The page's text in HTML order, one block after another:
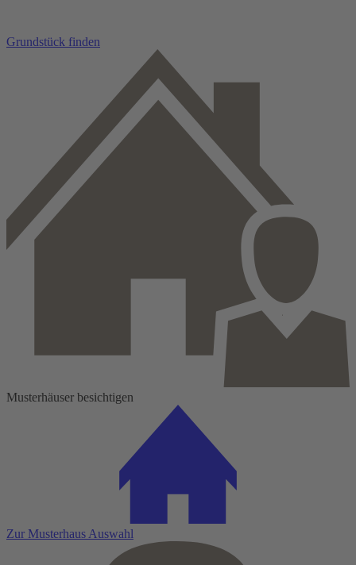
Grundstück finden
Musterhäuser besichtigen
Zur Musterhaus Auswahl